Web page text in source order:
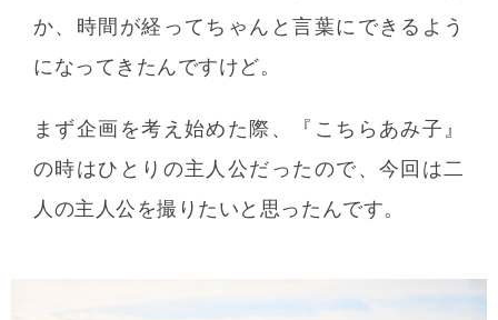
か、時間が経ってちゃんと言葉にできるよう
になってきたんですけど。
まず企画を考え始めた際、『こちらあみ子』
の時はひとりの主人公だったので、今回は二
人の主人公を撮りたいと思ったんです。